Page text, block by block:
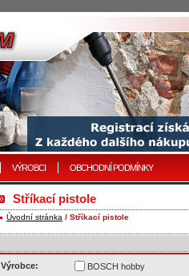
VÝROBCI OBCHODNÍ PODMÍNKY
Stříkací pistole
Úvodní stránka / Stříkací pistole
Výrobce:
BOSCH hobby